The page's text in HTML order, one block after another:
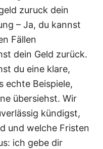
zuruck dein
– Ja, du kannst
Fällen
dein Geld zurück.
du eine klare,
echte Beispiele,
übersiehst. Wir
kündigst,
und welche Fristen
ich gebe dir